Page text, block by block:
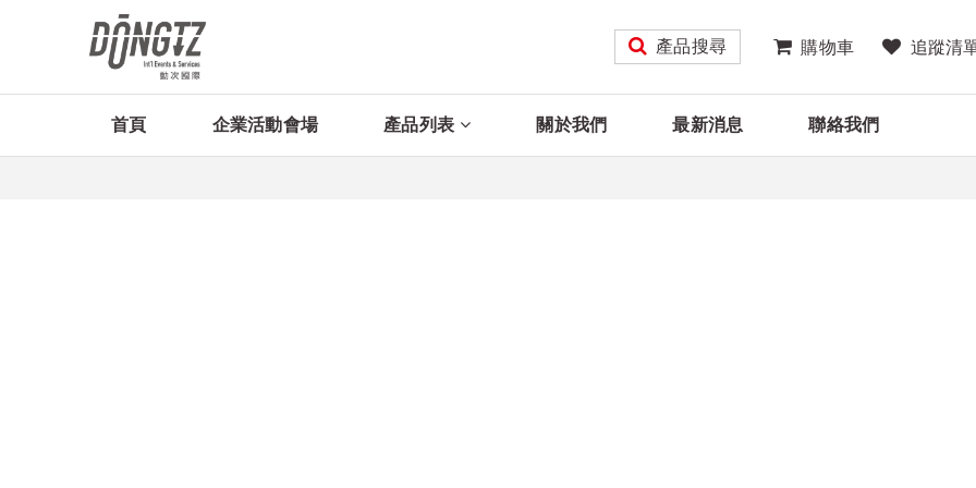
產品搜尋 購物車 追蹤清
首頁 企業活動會場 產品列表 關於我們 最新消息 聯絡我們